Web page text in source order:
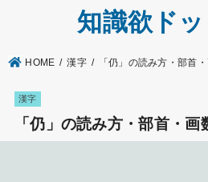
知識欲ド
HOME 漢字 「仍」の読み方・部首
漢字
「仍」の読み方・部首・